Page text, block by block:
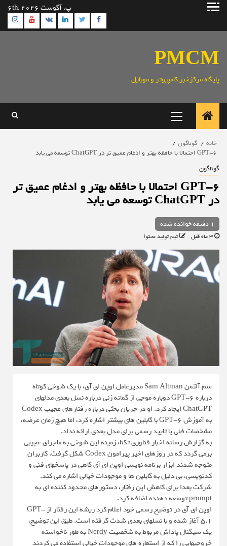
پرش
پ. آگوست 6th, 2026
Facebook
Twitter
Linkedin
VK
PMCM
پایگاه مرکزخبر کامپیوتر و موبایل
اصلی
خانه
گوناگون
GPT-6 احتمالا با حافظه بهتر و ادغام عمیق تر در ChatGPT توسعه می یابد
گوناگون
GPT-6 احتمالا با حافظه بهتر و ادغام عمیق تر
در ChatGPT توسعه می یابد
1 دقیقه خوانده شده
تیم تولید محتوا
سم آلتمن Sam Altman مدیرعامل اوپن ای آی، با یک شوخی کوتاه
درباره GPT-6 دوباره موجی از گمانه زنی درباره نسل بعدی مدلهای
ChatGPT ایجاد کرد. او در جریان بحثی درباره رفتارهای عجیب Codex
به آموزش GPT-6 با گابلین های بیشتر اشاره کرد، اما هیچ زمان عرضه،
مشخصات فنی یا تایید رسمی برای مدل بعدی ارائه نداد.
به گزارش رسانه اخبار فناوری تکنا، زمینه این شوخی به ماجرای عجیبی
برمی گردد که در روزهای اخیر پیرامون Codex شکل گرفت. کاربران
متوجه شدند ابزار برنامه نویسی اوپن ای آی گاهی در پاسخهای فنی و
کدنویسی، بی دلیل به گابلین ها و موجودات خیالی اشاره می کند.
شرکت بعدا برای کاهش این رفتار، دستورهای محدود کننده ای به
prompt توسعه دهنده اضافه کرد.
اوپن ای آی در توضیح رسمی خود اعلام کرد ریشه این رفتار از GPT-
5.1 آغاز شده و با نسلهای بعدی شدت گرفته است. طبق این توضیح،
یک سیگنال پاداش مربوط به شخصیت Nerdy به طور ناخواسته
خروجیهایی را که از استعاره های موجودات خیالی استفاده می کردند